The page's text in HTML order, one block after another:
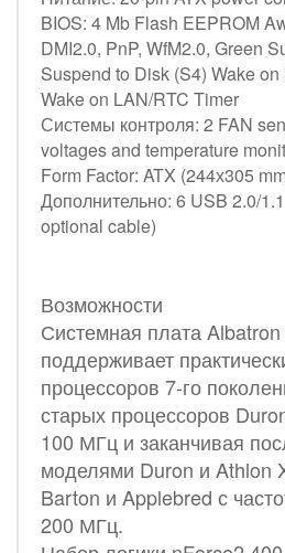
BIOS: 4 Mb Flash EEPROM
DMI2.0, PnP, WfM2.0, Green
Suspend to Disk (S4) Wake
Wake on LAN/RTC Timer
Системы контроля: 2 FAN
voltages and temperature
Form Factor: ATX (244х305
Дополнительно: 6 USB 2.0/
optional cable)
Возможности
Системная плата
поддерживает
процессоров 7-го
старых процессоров
100 МГц и заканчивая
моделями Duron и Athlon
Barton и Applebred с
200 МГц.